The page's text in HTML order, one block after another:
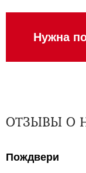
Нужна
ОТЗЫВЫ О
Пождвери